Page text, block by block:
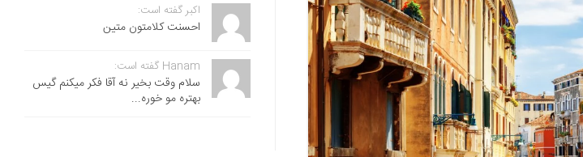
اکبر گفته است:
احسنت ‌کلامتون متین
Hanam گفته است:
سلام وقت بخیر نه آقا فکر میکنم گیس
بهتره مو خوره...